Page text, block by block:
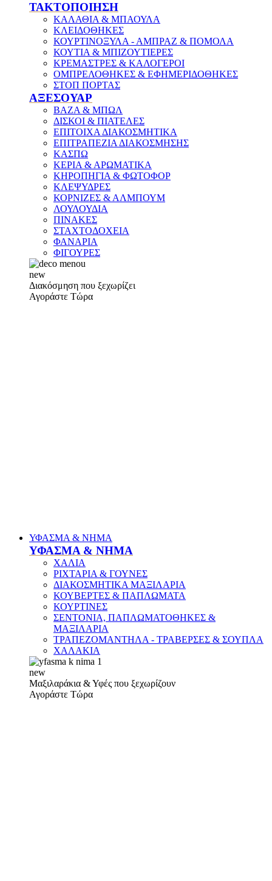
ΤΑΚΤΟΠΟΙΗΣΗ
ΚΑΛΑΘΙΑ & ΜΠΑΟΥΛΑ
ΚΛΕΙΔΟΘΗΚΕΣ
ΚΟΥΡΤΙΝΟΞΥΛΑ - ΑΜΠΡΑΖ & ΠΟΜΟΛΑ
ΚΟΥΤΙΑ & ΜΠΙΖΟΥΤΙΕΡΕΣ
ΚΡΕΜΑΣΤΡΕΣ & ΚΑΛΟΓΕΡΟΙ
ΟΜΠΡΕΛΟΘΗΚΕΣ & ΕΦΗΜΕΡΙΔΟΘΗΚΕΣ
ΣΤΟΠ ΠΟΡΤΑΣ
ΑΞΕΣΟΥΑΡ
ΒΑΖΑ & ΜΠΩΛ
ΔΙΣΚΟΙ & ΠΙΑΤΕΛΕΣ
ΕΠΙΤΟΙΧΑ ΔΙΑΚΟΣΜΗΤΙΚΑ
ΕΠΙΤΡΑΠΕΖΙΑ ΔΙΑΚΟΣΜΗΣΗΣ
ΚΑΣΠΩ
ΚΕΡΙΑ & ΑΡΩΜΑΤΙΚΑ
ΚΗΡΟΠΗΓΙΑ & ΦΩΤΟΦΟΡ
ΚΛΕΨΥΔΡΕΣ
ΚΟΡΝΙΖΕΣ & ΑΛΜΠΟΥΜ
ΛΟΥΛΟΥΔΙΑ
ΠΙΝΑΚΕΣ
ΣΤΑΧΤΟΔΟΧΕΙΑ
ΦΑΝΑΡΙΑ
ΦΙΓΟΥΡΕΣ
new
Διακόσμηση που ξεχωρίζει
Αγοράστε Τώρα
ΥΦΑΣΜΑ & ΝΗΜΑ
ΥΦΑΣΜΑ & ΝΗΜΑ
ΧΑΛΙΑ
ΡΙΧΤΑΡΙΑ & ΓΟΥΝΕΣ
ΔΙΑΚΟΣΜΗΤΙΚΑ ΜΑΞΙΛΑΡΙΑ
ΚΟΥΒΕΡΤΕΣ & ΠΑΠΛΩΜΑΤΑ
ΚΟΥΡΤΙΝΕΣ
ΣΕΝΤΟΝΙΑ, ΠΑΠΛΩΜΑΤΟΘΗΚΕΣ &
ΜΑΞΙΛΑΡΙΑ
ΤΡΑΠΕΖΟΜΑΝΤΗΛΑ - ΤΡΑΒΕΡΣΕΣ & ΣΟΥΠΛΑ
ΧΑΛΑΚΙΑ
new
Μαξιλαράκια & Υφές που ξεχωρίζουν
Αγοράστε Τώρα